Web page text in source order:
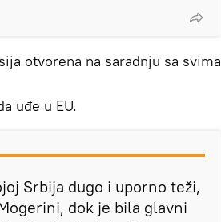
otvorena na saradnju sa svima
uđe u EU.
Srbija dugo i uporno teži,
dok je bila glavni